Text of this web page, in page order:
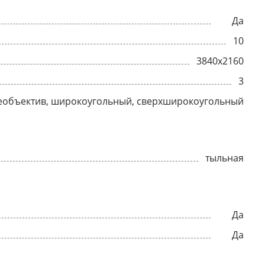
Да
10
3840x2160
3
широкоугольный, сверхширокоугольный
тыльная
Да
Да